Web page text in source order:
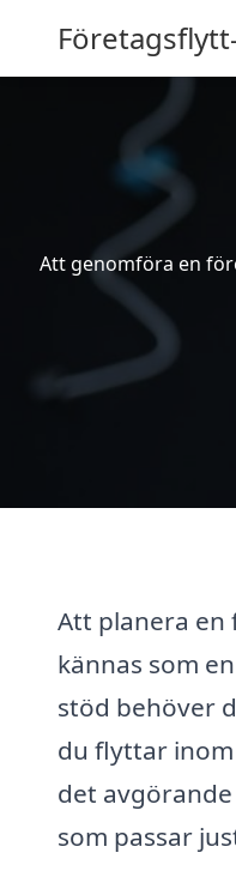
Att genomföra en
Att planera en
kännas som
stöd behöver
du flyttar
det
som passar